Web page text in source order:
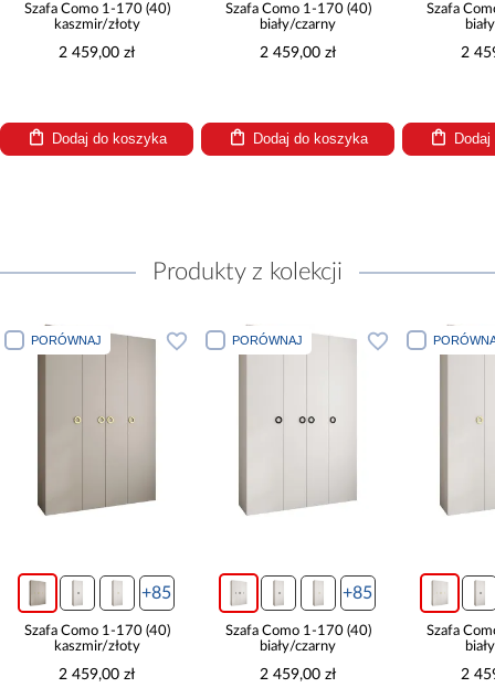
Szafa Como 1-170 (40)
kaszmir/złoty
2 459,00 zł
Dodaj do koszyka
Szafa Como 1-170 (40)
biały/czarny
2 459,00 zł
Dodaj do koszyka
Szafa
2
Produkty z kolekcji
PORÓWNAJ
+85
Szafa Como 1-170 (40)
kaszmir/złoty
2 459,00 zł
PORÓWNAJ
+85
Szafa Como 1-170 (40)
biały/czarny
2 459,00 zł
Szafa
2